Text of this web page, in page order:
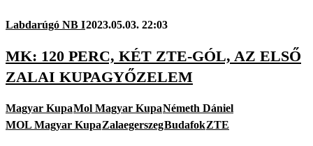
Labdarúgó NB I2023.05.03. 22:03
MK: 120 PERC, KÉT ZTE-GÓL, AZ ELSŐ
ZALAI KUPAGYŐZELEM
Magyar KupaMol Magyar KupaNémeth Dániel
MOL Magyar KupaZalaegerszegBudafokZTE